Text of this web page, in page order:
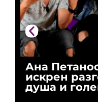
Ана
искрен
душа и